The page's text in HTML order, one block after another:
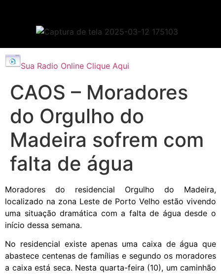
Sua Radio Online Clique Aqui
CAOS – Moradores
do Orgulho do
Madeira sofrem com
falta de água
Moradores do residencial Orgulho do Madeira,
localizado na zona Leste de Porto Velho estão vivendo
uma situação dramática com a falta de água desde o
início dessa semana.
No residencial existe apenas uma caixa de água que
abastece centenas de famílias e segundo os moradores
a caixa está seca. Nesta quarta-feira (10), um caminhão